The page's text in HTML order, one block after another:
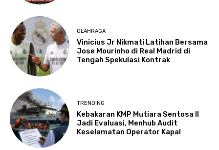
OLAHRAGA
Vinicius Jr Nikmati Latihan Bersama
Jose Mourinho di Real Madrid di
Tengah Spekulasi Kontrak
TRENDING
Kebakaran KMP Mutiara Sentosa II
Jadi Evaluasi, Menhub Audit
Keselamatan Operator Kapal